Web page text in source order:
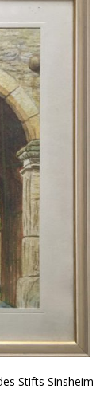
Stifts Sinsheim